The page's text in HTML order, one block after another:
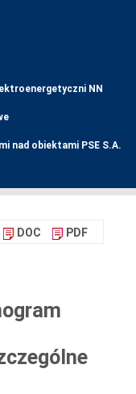
NN
nad obiektami PSE S.A.
DOC PDF